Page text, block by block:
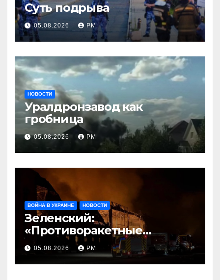
Суть подрыва
05.08.2026 РМ
НОВОСТИ
Уралдронзавод как
гробница
05.08.2026 РМ
ВОЙНА В УКРАИНЕ НОВОСТИ
Зеленский:
«Противоракетные
средства могли бы спасти
погибших сегодня»
05.08.2026 РМ